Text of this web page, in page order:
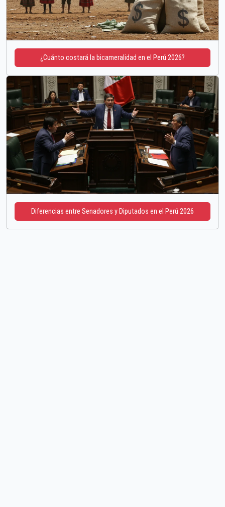
¿Cuánto costará la bicameralidad en el Perú 2026?
Diferencias entre Senadores y Diputados en el Perú 2026